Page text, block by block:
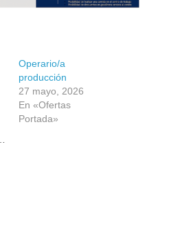
Operario/a
producción
27 mayo, 2026
En «Ofertas
Portada»
a